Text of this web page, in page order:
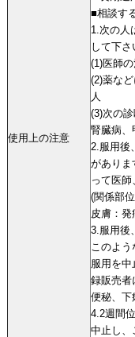
使用上の注意
■相談す
1.次の人
して下さ
(1)医師
(2)薬な
人
(3)次の
腎臓病、
2.服用後
がありま
って医師
(関係部
皮膚：
3.服用後
このよ
服用を
録販売者
便秘、下
4.2週間
中止し、